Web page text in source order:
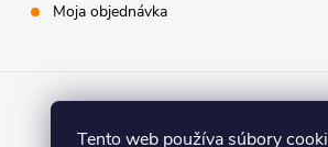
Tento web používa súbory
Moja objednávka